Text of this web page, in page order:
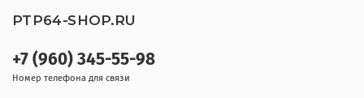
+7 (960) 345-55-98
Номер телефона для связи
PTP64-SHOP.RU